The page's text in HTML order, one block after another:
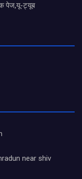
पेज,यू-ट्यूब
near shiv